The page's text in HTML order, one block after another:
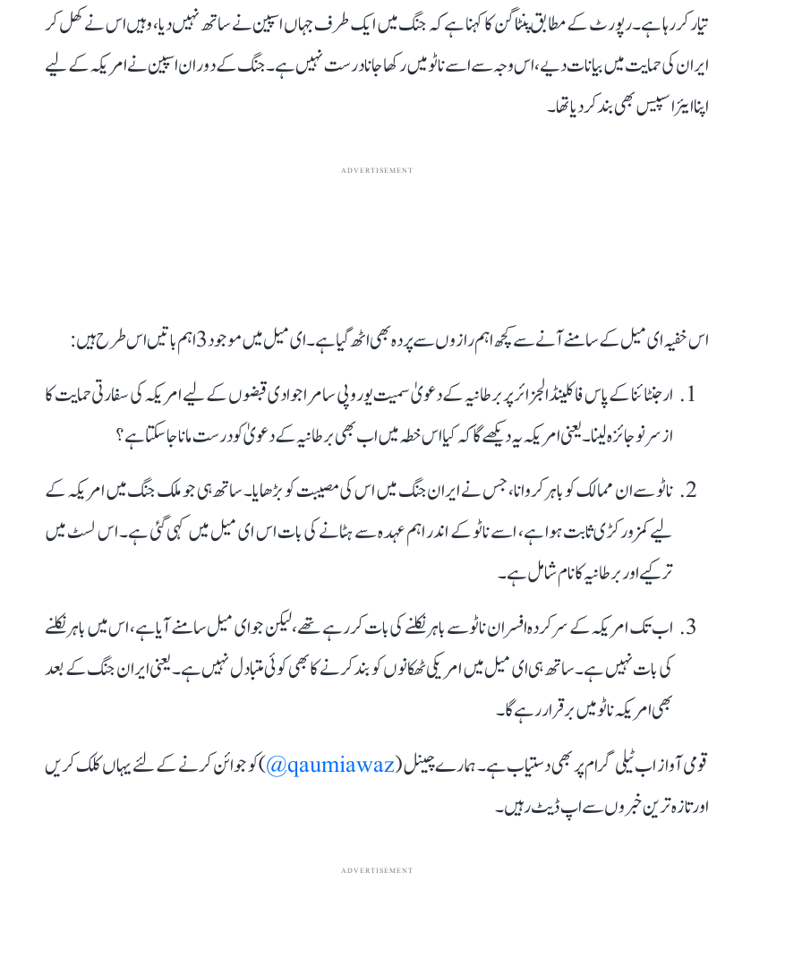
تیار کر رہا ہے۔ رپورٹ کے مطابق پنٹاگن کا کہنا ہے کہ جنگ میں ایک طرف جہاں اسپین نے ساتھ نہیں دیا، وہیں اس نے کھل کر
ایران کی حمایت میں بیانات دیے، اس وجہ سے اسے ناٹو میں رکھا جانا درست نہیں ہے۔ جنگ کے دوران اسپین نے امریکہ کے لیے
اپنا ایئراسپیس بھی بند کر دیا تھا۔
ADVERTISEMENT
اس خفیہ ای میل کے سامنے آنے سے کچھ اہم رازوں سے پردہ بھی اٹھ گیا ہے۔ ای میل میں موجود 3 اہم باتیں اس طرح ہیں:
ارجنٹائنا کے پاس فاکلینڈ الجزائر پر برطانیہ کے دعویٰ سمیت یوروپی سامراجوادی قبضوں کے لیے امریکہ کی سفارتی حمایت کا
از سر نو جائزہ لینا۔ یعنی امریکہ یہ دیکھے گا کہ کیا اس خطہ میں اب بھی برطانیہ کے دعویٰ کو درست مانا جا سکتا ہے؟
ناٹو سے ان ممالک کو باہر کروانا، جس نے ایران جنگ میں اس کی مصیبت کو بڑھایا۔ ساتھ ہی جو ملک جنگ میں امریکہ کے
لیے کمزور کڑی ثابت ہوا ہے، اسے ناٹو کے اندر اہم عہدہ سے ہٹانے کی بات اس ای میل میں کہی گئی ہے۔ اس لسٹ میں
ترکیے اور برطانیہ کا نام شامل ہے۔
اب تک امریکہ کے سرکردہ افسران ناٹو سے باہر نکلنے کی بات کر رہے تھے، لیکن جو ای میل سامنے آیا ہے، اس میں باہر نکلنے
کی بات نہیں ہے۔ ساتھ ہی ای میل میں امریکی ٹھکانوں کو بند کرنے کا بھی کوئی متبادل نہیں ہے۔ یعنی ایران جنگ کے بعد
بھی امریکہ ناٹو میں برقرار رہے گا۔
قومی آواز اب ٹیلی گرام پر بھی دستیاب ہے۔ ہمارے چینل (qaumiawaz@
) کو جوائن کرنے کے لئے یہاں کلک کریں
اور تازہ ترین خبروں سے اپ ڈیٹ رہیں۔
ADVERTISEMENT